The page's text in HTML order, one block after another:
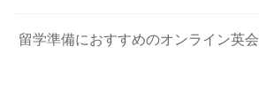
留学準備におすすめのオンライン英